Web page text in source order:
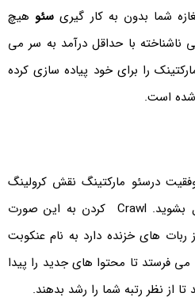
شما بدون به کار گیری سئوهیچ
با حداقل درآمد به سر می
را برای خود پیاده سازی کرده
است.
درسئو مارکتینگ نقش کرولینگ
می باشد که نباید از آن قافل بشوید. Crawl کردن به این صورت
های خزنده دارد به نام عنکوبت
فرستد تا محتوا های جدید را پیدا
از نظر رتبه شما را رشد بدهند.